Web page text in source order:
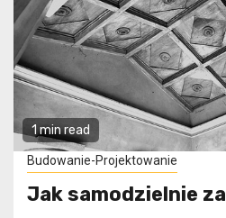
1 min read
Budowanie-Projektowanie
Jak samodzielnie